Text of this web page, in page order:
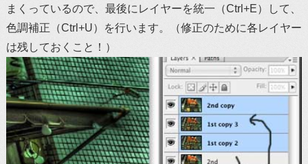
まくっているので、最後にレイヤーを統一（Ctrl+E）して、
色調補正（Ctrl+U）を行います。（修正のために各レイヤー
は残しておくこと！）